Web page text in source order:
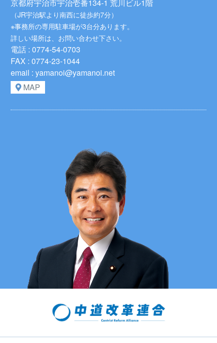
京都府宇治市宇治壱番134-1 荒川ビル1階
（JR宇治駅より南西に徒歩約7分）
※事務所の専用駐車場が3台分あります。
詳しい場所は、お問い合わせ下さい。
電話 : 0774-54-0703
FAX : 0774-23-1044
email : yamanoi@yamanoi.net
MAP